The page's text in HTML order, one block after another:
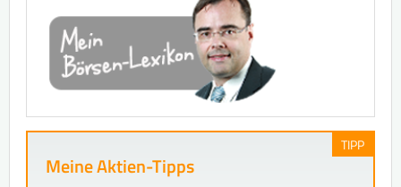
TIPP
Meine Aktien-Tipps